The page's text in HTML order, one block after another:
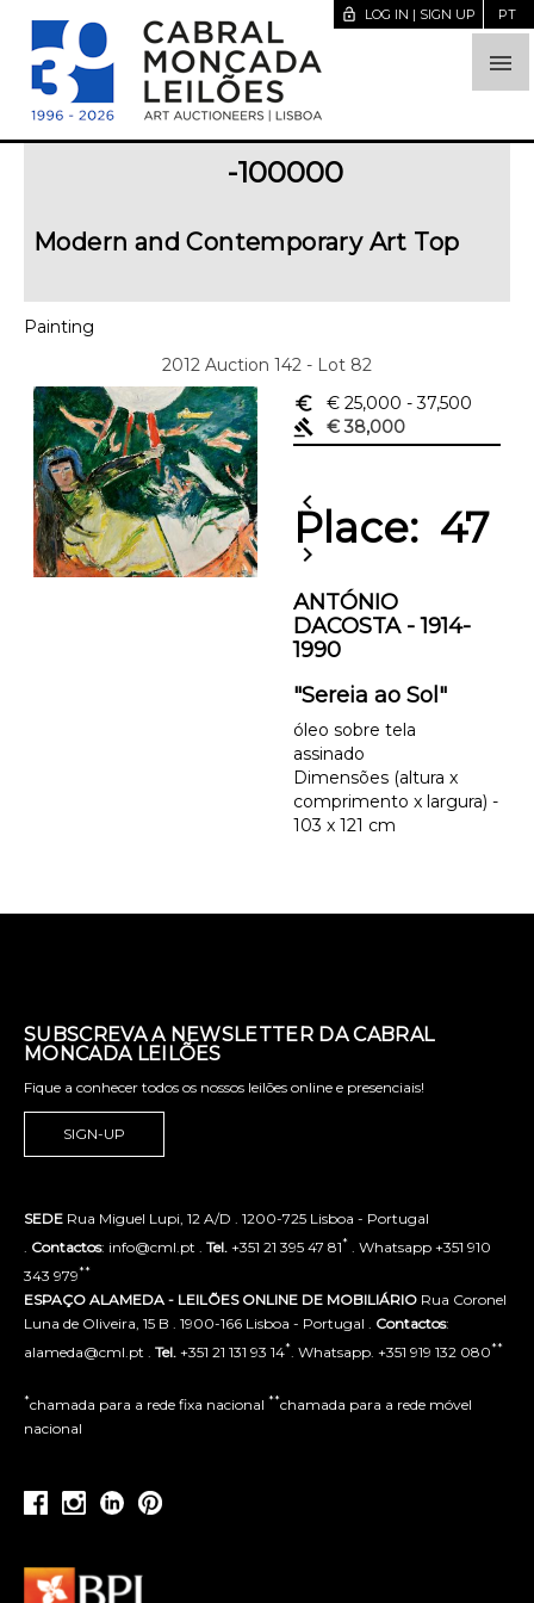

lock_open LOG IN | SIGN UP PT
-100000
Modern and Contemporary Art Top
Painting
2012 Auction 142 - Lot 82
euro_symbol
€ 25,000 - 37,500
gavel
€ 38,000
chevron_left
Place: 47
chevron_right
ANTÓNIO
DACOSTA - 1914-
1990
"Sereia ao Sol"
óleo sobre tela
assinado
Dimensões (altura x
comprimento x largura) -
103 x 121 cm
SUBSCREVA A NEWSLETTER DA CABRAL
MONCADA LEILÕES
Fique a conhecer todos os nossos leilões online e presenciais!
SIGN-UP
SEDE Rua Miguel Lupi, 12 A/D . 1200-725 Lisboa - Portugal
Contactos: info@cml.pt . Tel. +351 21 395 47 81* . Whatsapp +351 910
343 979**
ESPAÇO ALAMEDA - LEILÕES ONLINE DE MOBILIÁRIO Rua Coronel
Luna de Oliveira, 15 B . 1900-166 Lisboa - Portugal . Contactos:
alameda@cml.pt . Tel. +351 21 131 93 14* . Whatsapp. +351 919 132 080**
*chamada para a rede fixa nacional **chamada para a rede móvel
nacional